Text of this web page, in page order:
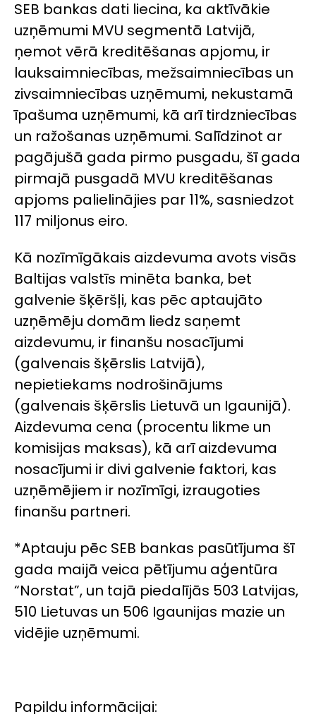
SEB bankas dati liecina, ka aktīvākie
uzņēmumi MVU segmentā Latvijā,
ņemot vērā kreditēšanas apjomu, ir
lauksaimniecības, mežsaimniecības un
zivsaimniecības uzņēmumi, nekustamā
īpašuma uzņēmumi, kā arī tirdzniecības
un ražošanas uzņēmumi. Salīdzinot ar
pagājušā gada pirmo pusgadu, šī gada
pirmajā pusgadā MVU kreditēšanas
apjoms palielinājies par 11%, sasniedzot
117 miljonus eiro.
Kā nozīmīgākais aizdevuma avots visās
Baltijas valstīs minēta banka, bet
galvenie šķēršļi, kas pēc aptaujāto
uzņēmēju domām liedz saņemt
aizdevumu, ir finanšu nosacījumi
(galvenais šķērslis Latvijā),
nepietiekams nodrošinājums
(galvenais šķērslis Lietuvā un Igaunijā).
Aizdevuma cena (procentu likme un
komisijas maksas), kā arī aizdevuma
nosacījumi ir divi galvenie faktori, kas
uzņēmējiem ir nozīmīgi, izraugoties
finanšu partneri.
*Aptauju pēc SEB bankas pasūtījuma šī
gada maijā veica pētījumu aģentūra
“Norstat”, un tajā piedalījās 503 Latvijas,
510 Lietuvas un 506 Igaunijas mazie un
vidējie uzņēmumi.
Papildu informācijai: